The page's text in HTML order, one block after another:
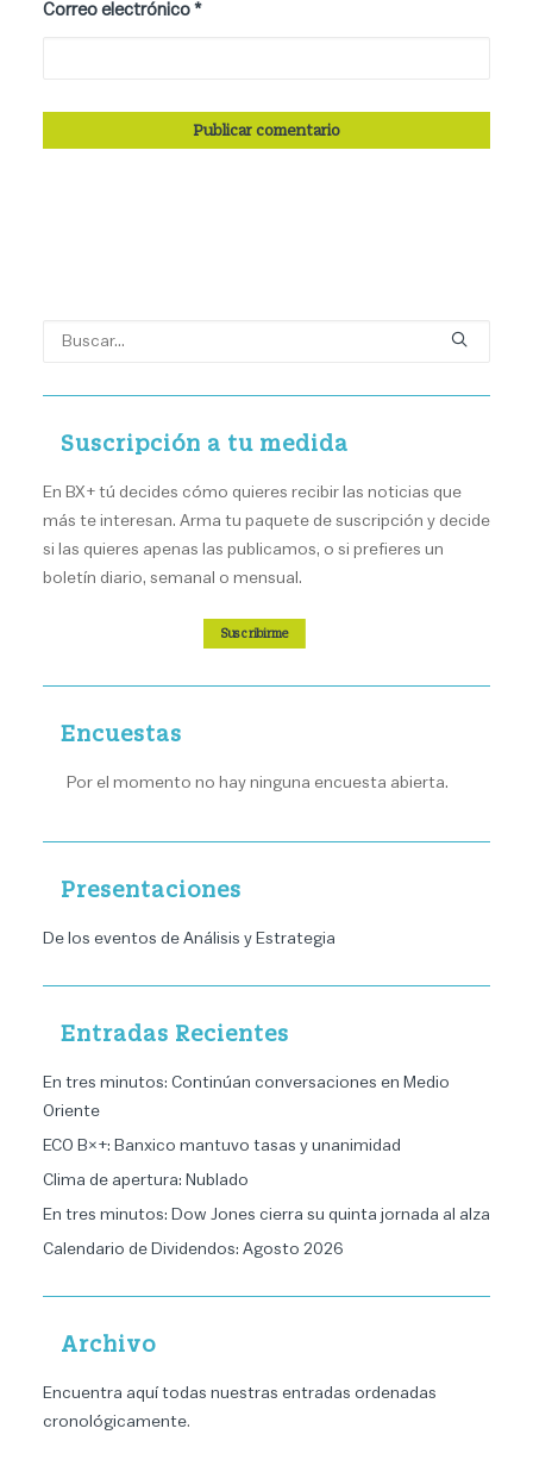
Correo electrónico *
Suscripción a tu medida
En BX+ tú decides cómo quieres recibir las noticias que
más te interesan. Arma tu paquete de suscripción y decide
si las quieres apenas las publicamos, o si prefieres un
boletín diario, semanal o mensual.
Suscribirme
Encuestas
Por el momento no hay ninguna encuesta abierta.
Presentaciones
De los eventos de Análisis y Estrategia
Entradas Recientes
En tres minutos: Continúan conversaciones en Medio
Oriente
ECO B×+: Banxico mantuvo tasas y unanimidad
Clima de apertura: Nublado
En tres minutos: Dow Jones cierra su quinta jornada al alza
Calendario de Dividendos: Agosto 2026
Archivo
Encuentra aquí todas nuestras entradas ordenadas
cronológicamente.